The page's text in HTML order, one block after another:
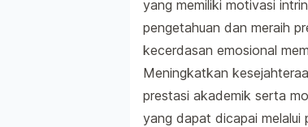
yang memiliki motivasi
pengetahuan dan meraih
kecerdasan emosional
Meningkatkan
prestasi akademik serta
yang dapat dicapai melalui